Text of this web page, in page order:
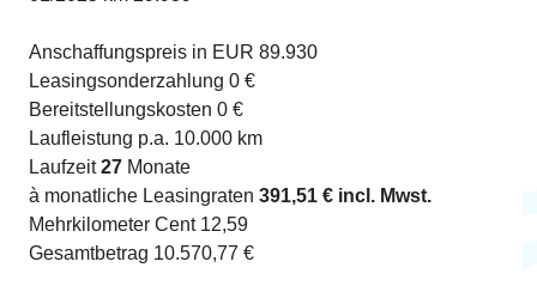
Anschaffungspreis in EUR 89.930
Leasingsonderzahlung 0 €
Bereitstellungskosten 0 €
Laufleistung p.a. 10.000 km
Laufzeit27 Monate
à monatliche Leasingraten 391,51 € incl. Mwst.
Mehrkilometer Cent 12,59
Gesamtbetrag 10.570,77 €